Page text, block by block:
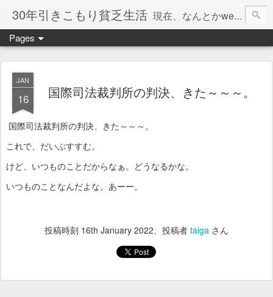
30年引きこもり貧乏生活 現在、なんとかweb系の仕事で食べています。このブログで扱う問題は「この世とはなにか」「人生とはなにか」「人間とはなにか」「強迫神経症の原因と解決法」「うつ病の原因と寄り添う方法」「家族の問題」などについてです。
Pages
JAN
16 国際司法裁判所の判決、きた～～～。
国際司法裁判所の判決、きた～～～。
これで、だいぶすすむ。
けど、いつものことだからなぁ。どうなるかな。
いつものことなんだよな。あーー。
投稿時刻 16th January 2022、投稿者 taiga さん